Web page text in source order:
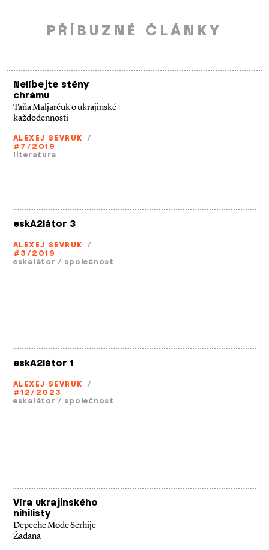
PŘÍBUZNÉ ČLÁNKY
Nelíbejte stěny
chrámu
Taňa Maljarčuk o ukrajinské
každodennosti
ALEXEJ SEVRUK /
#7/2019
literatura
eskA2látor 3
ALEXEJ SEVRUK /
#3/2019
eskalátor / společnost
eskA2látor 1
ALEXEJ SEVRUK /
#12/2023
eskalátor / společnost
Víra ukrajinského
nihilisty
Depeche Mode Serhije
Žadana